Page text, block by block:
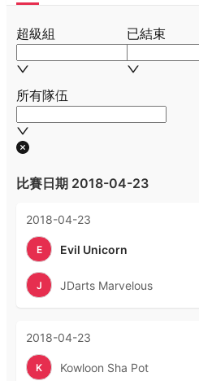
超級組 已結束
所有隊伍
比賽日期 2018-04-23
2018-04-23
E Evil Unicorn
J JDarts Marvelous
2018-04-23
K Kowloon Sha Pot